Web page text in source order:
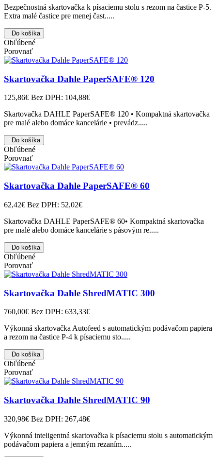
Bezpečnostná skartovačka k písaciemu stolu s rezom na častice P-5.
Extra malé častice pre menej čast.....
Do košíka
Obľúbené
Porovnať
Skartovačka Dahle PaperSAFE® 120
125,86€ Bez DPH: 104,88€
Skartovačka DAHLE PaperSAFE® 120 • Kompaktná skartovačka
pre malé alebo domáce kancelárie • prevádz.....
Do košíka
Obľúbené
Porovnať
Skartovačka Dahle PaperSAFE® 60
62,42€ Bez DPH: 52,02€
Skartovačka DAHLE PaperSAFE® 60• Kompaktná skartovačka
pre malé alebo domáce kancelárie s pásovým re.....
Do košíka
Obľúbené
Porovnať
Skartovačka Dahle ShredMATIC 300
760,00€ Bez DPH: 633,33€
Výkonná skartovačka Autofeed s automatickým podávačom papiera
a rezom na častice P-4 k písaciemu sto.....
Do košíka
Obľúbené
Porovnať
Skartovačka Dahle ShredMATIC 90
320,98€ Bez DPH: 267,48€
Výkonná inteligentná skartovačka k písaciemu stolu s automatickým
podávačom papiera a jemným rezaním.....